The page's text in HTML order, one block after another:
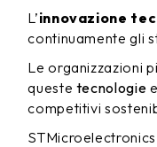
L’innovazione
continuamente gli
Le organizzazioni
queste tecnologie
competitivi